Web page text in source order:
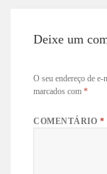
Deixe um
O seu endereço de e-
marcados com*
COMENTÁRIO*